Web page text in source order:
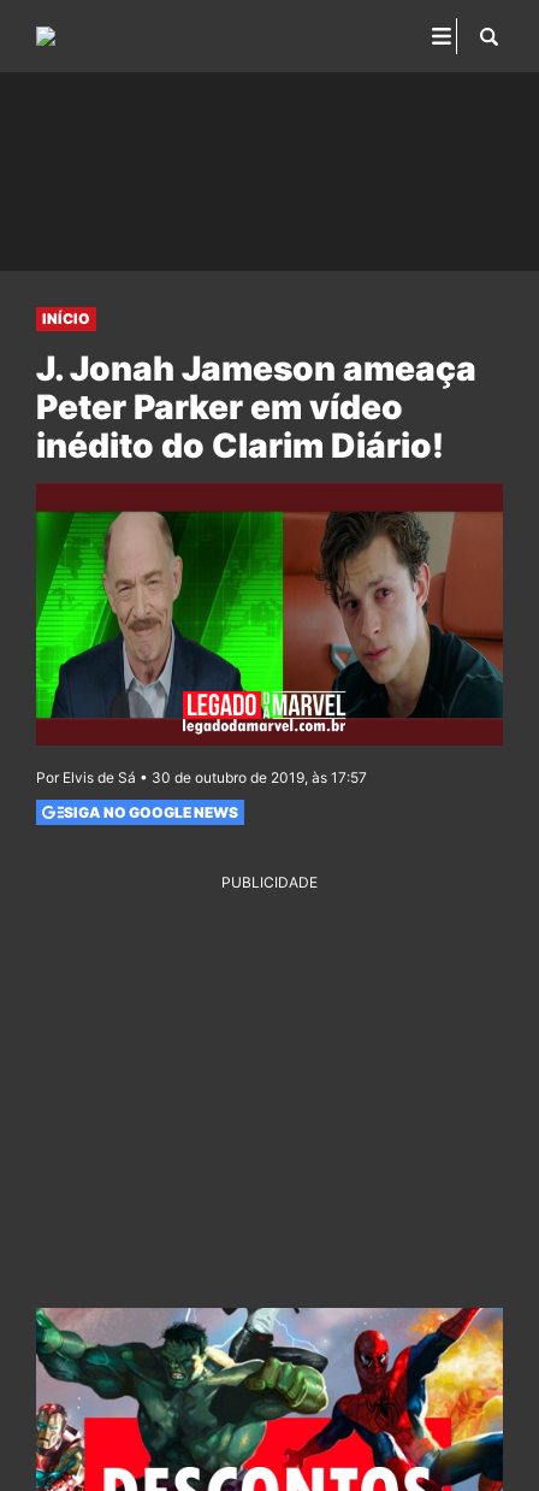
INÍCIO
J. Jonah Jameson ameaça
Peter Parker em vídeo
inédito do Clarim Diário!
Por Elvis de Sá • 30 de outubro de 2019, às 17:57
SIGA NO GOOGLE NEWS
PUBLICIDADE